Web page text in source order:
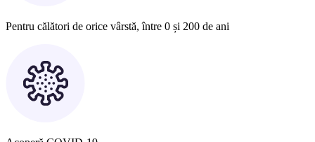
Pentru călători de orice vârstă, între 0 și 200 de ani